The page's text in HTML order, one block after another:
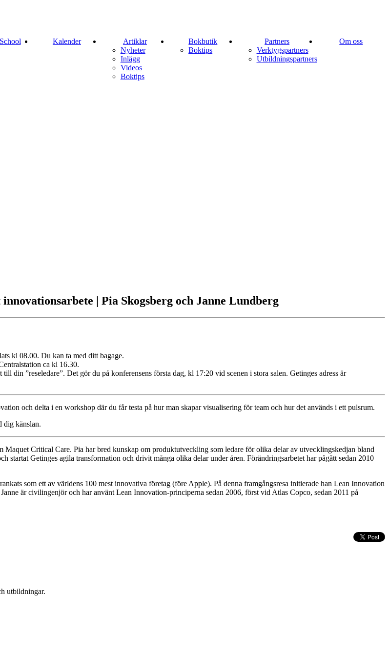
Kalender
Artiklar
Nyheter
Inlägg
Videos
Boktips
Bokbutik
Boktips
Partners
Verktygspartners
Utbildningspartners
Om oss
| Pia Skogsberg och Janne Lundberg
kl 08.00. Du kan ta med ditt bagage.
ca kl 16.30.
din ”reseledare”. Det gör du på konferensens första dag, kl 17:20 vid scenen i stora salen. Getinges adress är
och delta i en workshop där du får testa på hur man skapar visualisering för team och hur det används i ett pulsrum.
dig känslan.
Critical Care. Pia har bred kunskap om produktutveckling som ledare för olika delar av utvecklingskedjan bland
Getinges agila transformation och drivit många olika delar under åren. Förändringsarbetet har pågått sedan 2010
som ett av världens 100 mest innovativa företag (före Apple). På denna framgångsresa initierade han Lean Innovation
är civilingenjör och har använt Lean Innovation-principerna sedan 2006, först vid Atlas Copco, sedan 2011 på
utbildningar.